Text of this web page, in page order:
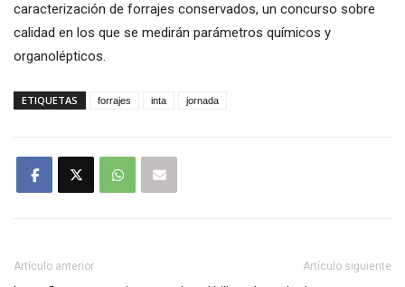
caracterización de forrajes conservados, un concurso sobre
calidad en los que se medirán parámetros químicos y
organolépticos.
ETIQUETAS forrajes inta jornada
Artículo anterior Artículo siguiente